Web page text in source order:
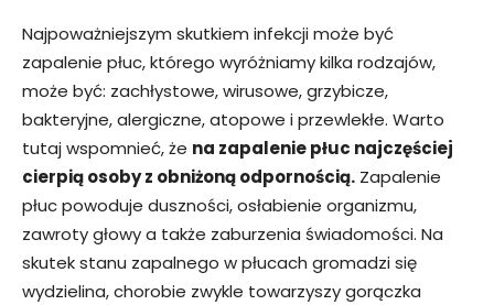
Najpoważniejszym skutkiem infekcji może być
zapalenie płuc, którego wyróżniamy kilka rodzajów,
może być: zachłystowe, wirusowe, grzybicze,
bakteryjne, alergiczne, atopowe i przewlekłe. Warto
tutaj wspomnieć, że na zapalenie płuc najczęściej
cierpią osoby z obniżoną odpornością. Zapalenie
płuc powoduje duszności, osłabienie organizmu,
zawroty głowy a także zaburzenia świadomości. Na
skutek stanu zapalnego w płucach gromadzi się
wydzielina, chorobie zwykle towarzyszy gorączka